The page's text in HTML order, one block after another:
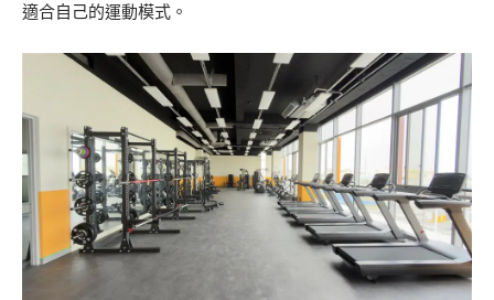
適合自己的運動模式。